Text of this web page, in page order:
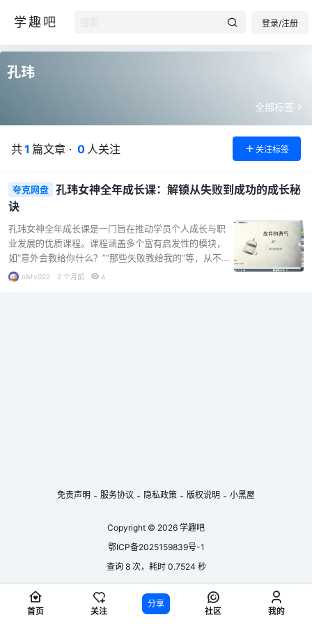
学趣吧 登录/注册
孔玮
全部标签
共1 篇文章 · 0 人关注 关注标签
夸克网盘
孔玮女神全年成长课：解锁从失败到成功的成长秘
诀
孔玮女神全年成长课是一门旨在推动学员个人成长与职
业发展的优质课程。课程涵盖多个富有启发性的模块，
如“意外会教给你什么？”“那些失败教给我的”等，从不同
角度引导学员思考与感悟。其特色在于紧密围绕失败与
olktv022 2 个月前 4
免责声明 - 服务协议 - 隐私政策 - 版权说明 - 小黑屋
Copyright © 2026 学趣吧
鄂ICP备2025159839号-1
查询 8 次，耗时 0.7524 秒
首页 关注
分享
社区 我的